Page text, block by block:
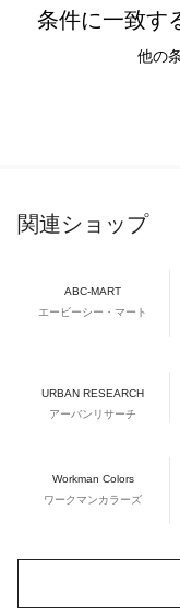
条件に一致す
他の
関連ショップ
ABC-MART
エービーシー・マート
URBAN RESEARCH
アーバンリサーチ
Workman Colors
ワークマンカラーズ